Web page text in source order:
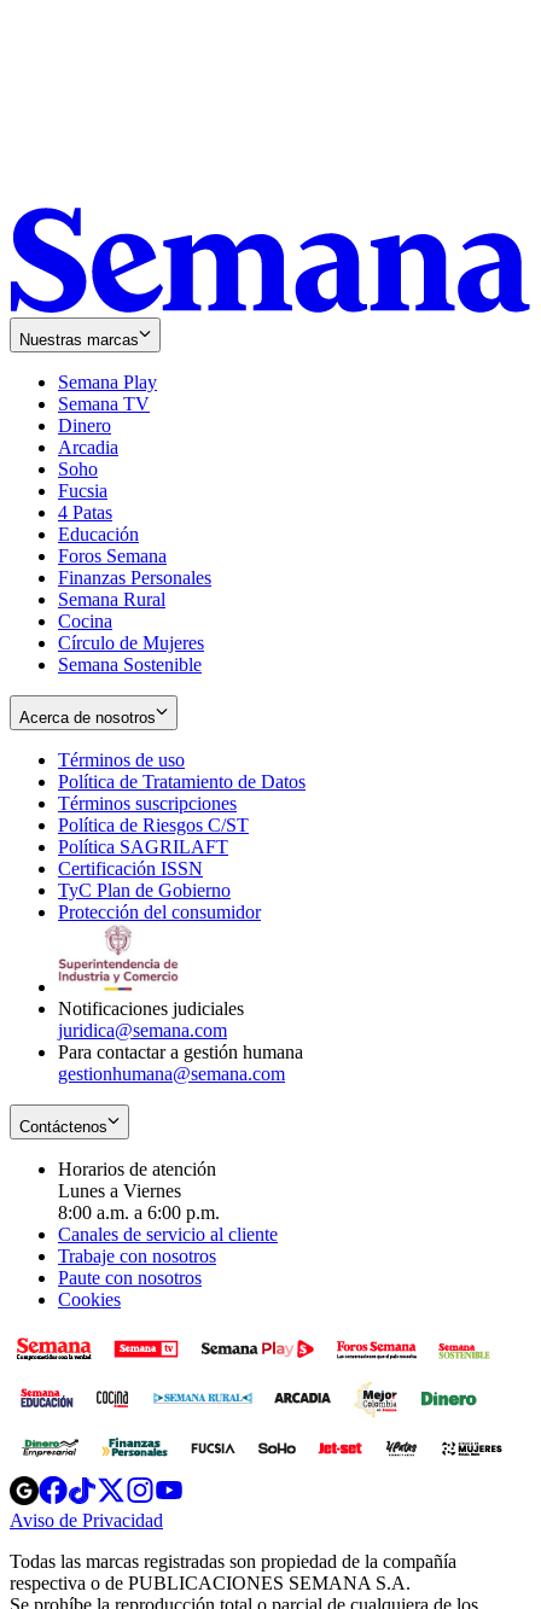
Nuestras marcas
Semana Play
Semana TV
Dinero
Arcadia
Soho
in
new
window
Fucsia
in
new
window
4 Patas
Educación
Foros Semana
Finanzas Personales
Semana Rural
Cocina
Círculo de Mujeres
Semana Sostenible
Acerca de nosotros
Términos de uso
in
new
window
Política de Tratamiento de Datos
Términos suscripciones
in
Política de Riesgos C/ST
Política SAGRILAFT
new
window
Certificación ISSN
in
new
TyC Plan de Gobierno
in
Protección del consumidorOpens
Notificaciones judiciales
juridica@semana.com
Para contactar a gestión humana
gestionhumana@semana.com
Contáctenos
Horarios de atención
Lunes a Viernes
8:00 a.m. a 6:00 p.m.
Canales de servicio al cliente
Trabaje con nosotros
Paute con nosotros
Cookies
Opens
in
new
Opens
in
new
Opens
in
new
window
Opens
new
windowwindow
Aviso de Privacidad
new
window
Todas las marcas registradas son propiedad de la compañía
respectiva o de PUBLICACIONES SEMANA S.A.
Se prohíbe la reproducción total o parcial de cualquiera de los